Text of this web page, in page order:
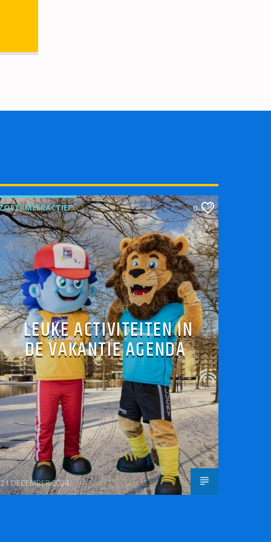
0
LEUKE ACTIVITEITEN IN
DE VAKANTIE AGENDA
21 DECEMBER 2024